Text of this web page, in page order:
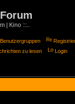
| Kino :::..
Benutzergruppen
zu lesen Login